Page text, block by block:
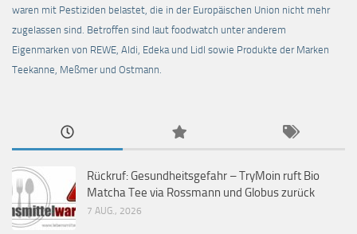
waren mit Pestiziden belastet, die in der Europäischen Union nicht mehr
zugelassen sind. Betroffen sind laut foodwatch unter anderem
Eigenmarken von REWE, Aldi, Edeka und Lidl sowie Produkte der Marken
Teekanne, Meßmer und Ostmann.
Rückruf: Gesundheitsgefahr – TryMoin ruft Bio
Matcha Tee via Rossmann und Globus zurück
7 AUG., 2026